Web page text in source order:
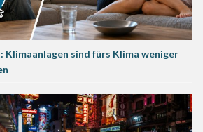
Klimaanlagen sind fürs Klima weniger